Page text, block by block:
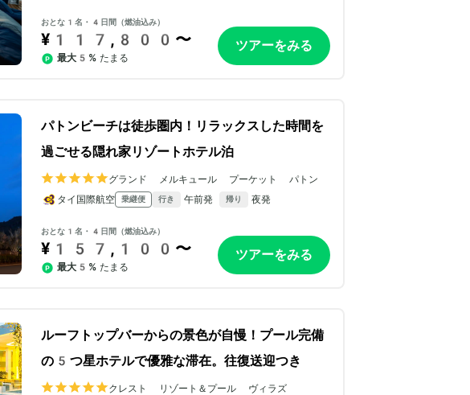
おとな1名・4日間（燃油込み）
¥117,800〜
最大5% たまる
ツアーをみる
パトンビーチは徒歩圏内！リラックスした時間を
過ごせる隠れ家リゾートホテル泊
グランド メルキュール プーケット パトン
タイ国際航空
乗継便 行き 午前発 帰り 夜発
おとな1名・4日間（燃油込み）
¥157,100〜
最大5% たまる
ツアーをみる
ルーフトップバーからの景色が自慢！プール完備
の5つ星ホテルで優雅な滞在。往復送迎つき
クレスト リゾート＆プール ヴィラズ